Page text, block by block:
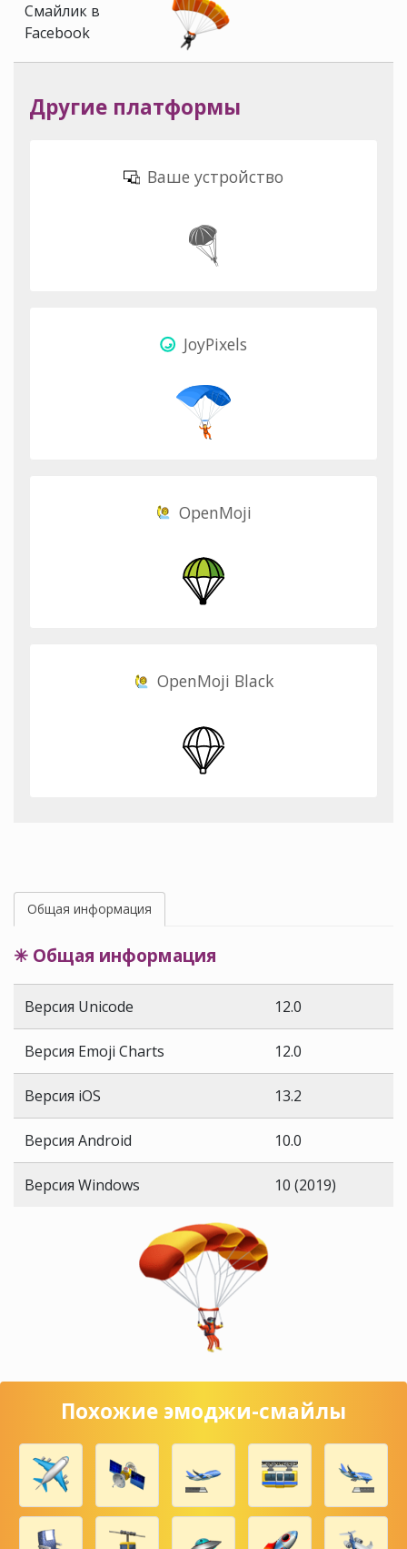
Смайлик в
Facebook
Другие платформы
Ваше устройство
🪂
JoyPixels
OpenMoji
OpenMoji Black
Общая информация
✳ Общая информация
Версия Unicode 12.0
Версия Emoji Charts 12.0
Версия iOS 13.2
Версия Android 10.0
Версия Windows 10 (2019)
Похожие эмоджи-смайлы